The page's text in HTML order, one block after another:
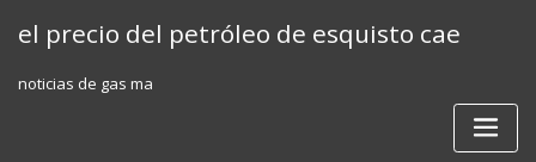
el precio del petróleo de esquisto cae
noticias de gas ma